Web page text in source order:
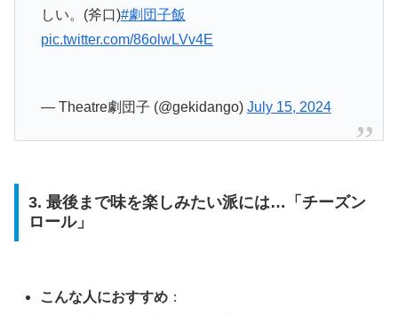
しい。(斧口)#劇団子飯
pic.twitter.com/86olwLVv4E
— Theatre劇団子 (@gekidango) July 15, 2024
3. 最後まで味を楽しみたい派には…「チーズン
ロール」
こんな人におすすめ ：